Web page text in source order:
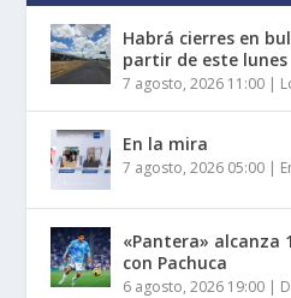
Habrá cierres en
partir de este lunes
7 agosto, 2026 11:00 |
En la mira
7 agosto, 2026 05:00 |
«Pantera» alcanza
con Pachuca
6 agosto, 2026 19:00 |